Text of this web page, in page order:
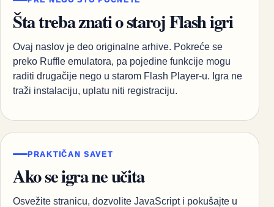
Šta treba znati o staroj Flash igri
Ovaj naslov je deo originalne arhive. Pokreće se
preko Ruffle emulatora, pa pojedine funkcije mogu
raditi drugačije nego u starom Flash Player-u. Igra ne
traži instalaciju, uplatu niti registraciju.
PRAKTIČAN SAVET
Ako se igra ne učita
Osvežite stranicu, dozvolite JavaScript i pokušajte u